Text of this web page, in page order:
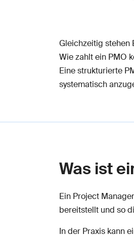
Gleichzeitig stehen
Wie zahlt ein PMO
Eine strukturierte
systematisch
Was ist
Ein Project
bereitstellt und so
In der Praxis kann